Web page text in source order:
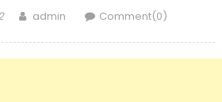
Author
admin Comment(0)